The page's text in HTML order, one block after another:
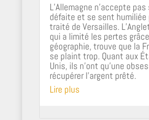
L’Allemagne n’accepte pas
défaite et se sent humiliée
traité de Versailles.
qui a limité les pertes
géographie, trouve que la
se plaint trop. Quant aux
Unis, ils n’ont qu’une
récupérer l’argent prêté.
Lire plus